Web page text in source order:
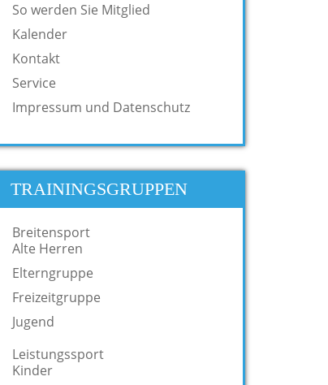
So werden Sie Mitglied
Kalender
Kontakt
Service
Impressum und Datenschutz
TRAININGSGRUPPEN
Breitensport
Alte Herren
Elterngruppe
Freizeitgruppe
Jugend
Leistungssport
Kinder